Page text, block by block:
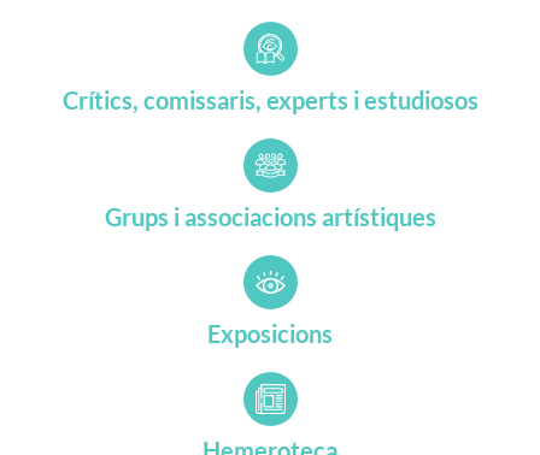
Crítics, comissaris, experts i estudiosos
Grups i associacions artístiques
Exposicions